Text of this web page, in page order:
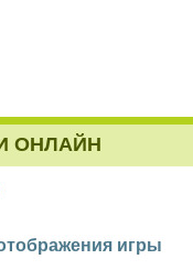
ОНЛАЙН
игры